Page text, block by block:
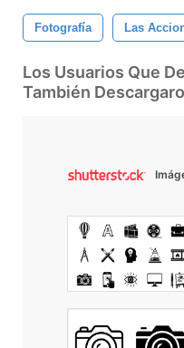
Fotografía Las
Los Usuarios Que
También